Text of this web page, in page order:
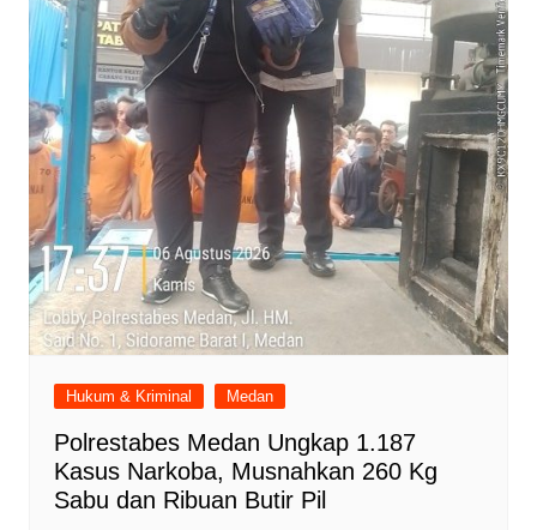
Hukum & Kriminal Medan
Polrestabes Medan Ungkap 1.187
Kasus Narkoba, Musnahkan 260 Kg
Sabu dan Ribuan Butir Pil